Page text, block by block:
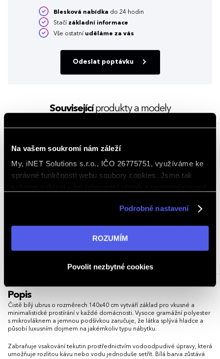
Na vašem soukromí nám záleží
My, iNET Solutions s.r.o., IČO 26775751, využíváme ke
správné funkčnosti webu soubory cookies. Jsme tak
v reklamní síti na ostatních webech. Kliknutím na tlačítko
informací navštivte naši stránkuzásadách ochrany
Podrobné nastavení
ROZUMÍM
Povolit nezbytné cookies
Blesková nabídka do 24 hodin
Stačí základní informace
Vše ostatní uděláme za vás
Odeslat poptávku
Souvisejícíprodukty a modely
1 454,32 - 2 062,51 Kč (s DPH) 47,01 - 65,30 Kč (s DPH)
Popis
Čistě bílý ubrus o rozměrech 140x40 cm vytváří základ pro vkusné a
minimalistické prostírání v každé domácnosti. Vysoce gramážní polyester
s mikrovláknem a jemnou podšívkou zaručuje, že látka splývá hladce a
působí luxusním dojmem na jakémkoliv typu nábytku.
Zabraňuje vsakování tekutin prostřednictvím vodoodpudivé úpravy, která
umožňuje rozlitou kávu nebo vodu jednoduše setřít. Bílá barva zůstává